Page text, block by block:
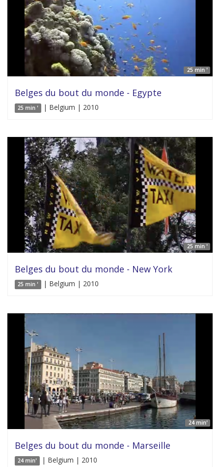
25 min '
Belges du bout du monde - Egypte
25 min ' | Belgium | 2010
25 min '
Belges du bout du monde - New York
25 min ' | Belgium | 2010
24 min'
Belges du bout du monde - Marseille
24 min' | Belgium | 2010